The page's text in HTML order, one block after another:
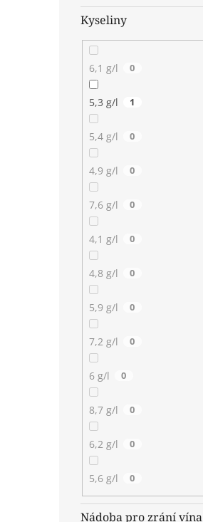
Kyseliny
6,1 g/l 0
5,3 g/l 1
5,4 g/l 0
4,9 g/l 0
7,6 g/l 0
4,1 g/l 0
4,8 g/l 0
5,9 g/l 0
7,2 g/l 0
6 g/l 0
8,7 g/l 0
6,2 g/l 0
5,6 g/l 0
Nádoba pro zrání vína